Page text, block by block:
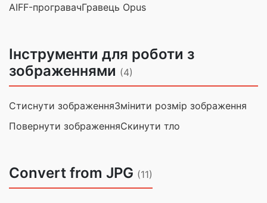
AIFF-програвачГравець Opus
Інструменти для роботи з
зображеннями (4)
Стиснути зображенняЗмінити розмір зображення
Повернути зображенняСкинути тло
Convert from JPG (11)